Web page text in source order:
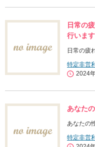
日常の
行います
日常の疲
特定非営
2024
あなた
あなたの
特定非営